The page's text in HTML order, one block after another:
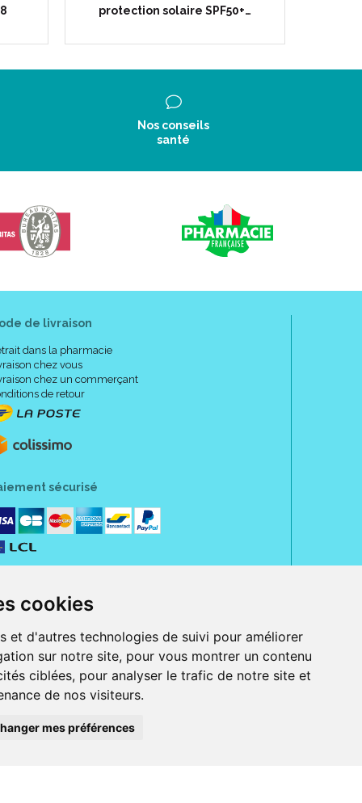
cookies
et d'autres technologies de suivi pour améliorer
sur notre site, pour vous montrer un contenu
ciblées, pour analyser le trafic de notre site et
de nos visiteurs.
mes préférences
protection solaire SPF50+…
Nos conseils
santé
de livraison
dans la pharmacie
chez vous
chez un commerçant
de retour
sécurisé
Jeanne d' Harcourt, 80300 Albert.
ordonnance.
et iPod touch), ou sur Google Play (pour Androïd 5.0 ou version
Bancontact, PayPal.